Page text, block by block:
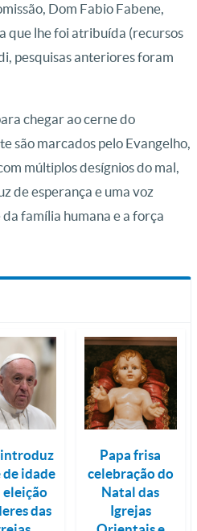
Dom Fabio Fabene,
que lhe foi atribuída (recursos
pesquisas anteriores foram
chegar ao cerne do
são marcados pelo Evangelho,
múltiplos desígnios do mal,
de esperança e uma voz
família humana e a força
introduz
idade
eleição
das
Papa frisa
celebração do
Natal das
Igrejas